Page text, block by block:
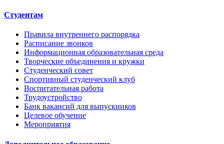
Студентам
Правила внутреннего распорядка
Расписание звонков
Информационная образовательная среда
Творческие объединения и кружки
Студенческий совет
Спортивный студенческий клуб
Воспитательная работа
Трудоустройство
Банк вакансий для выпускников
Целевое обучение
Мероприятия